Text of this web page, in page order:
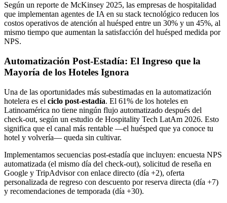
Según un reporte de McKinsey 2025, las empresas de hospitalidad
que implementan agentes de IA en su stack tecnológico reducen los
costos operativos de atención al huésped entre un 30% y un 45%, al
mismo tiempo que aumentan la satisfacción del huésped medida por
NPS.
Automatización Post-Estadía: El Ingreso que la
Mayoría de los Hoteles Ignora
Una de las oportunidades más subestimadas en la automatización
hotelera es el ciclo post-estadía. El 61% de los hoteles en
Latinoamérica no tiene ningún flujo automatizado después del
check-out, según un estudio de Hospitality Tech LatAm 2026. Esto
significa que el canal más rentable —el huésped que ya conoce tu
hotel y volvería— queda sin cultivar.
Implementamos secuencias post-estadía que incluyen: encuesta NPS
automatizada (el mismo día del check-out), solicitud de reseña en
Google y TripAdvisor con enlace directo (día +2), oferta
personalizada de regreso con descuento por reserva directa (día +7)
y recomendaciones de temporada (día +30).